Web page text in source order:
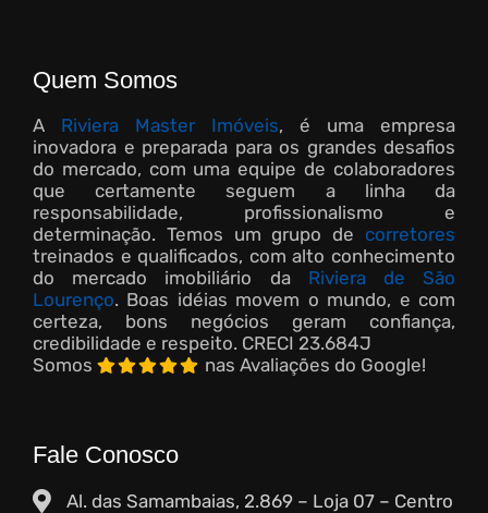
Quem Somos
A Riviera Master Imóveis, é uma empresa
inovadora e preparada para os grandes desafios
do mercado, com uma equipe de colaboradores
que certamente seguem a linha da
responsabilidade, profissionalismo e
determinação. Temos um grupo de corretores
treinados e qualificados, com alto conhecimento
do mercado imobiliário da Riviera de São
Lourenço. Boas idéias movem o mundo, e com
certeza, bons negócios geram confiança,
credibilidade e respeito. CRECI 23.684J
Somos
nas Avaliações do Google!
Fale Conosco
Al. das Samambaias, 2.869 – Loja 07 – Centro